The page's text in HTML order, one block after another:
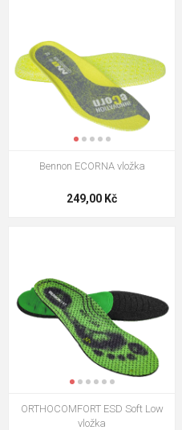
Bennon ECORNA vložka
249,00 Kč
ORTHOCOMFORT ESD Soft Low
vložka